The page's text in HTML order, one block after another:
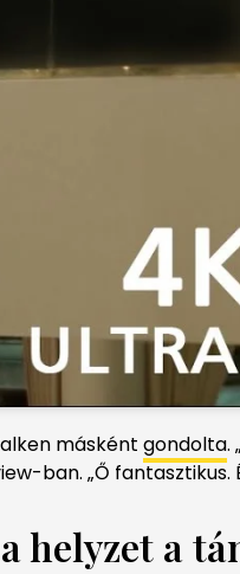
másként gondolta.
ban. „Ő fantasztikus.
helyzet a